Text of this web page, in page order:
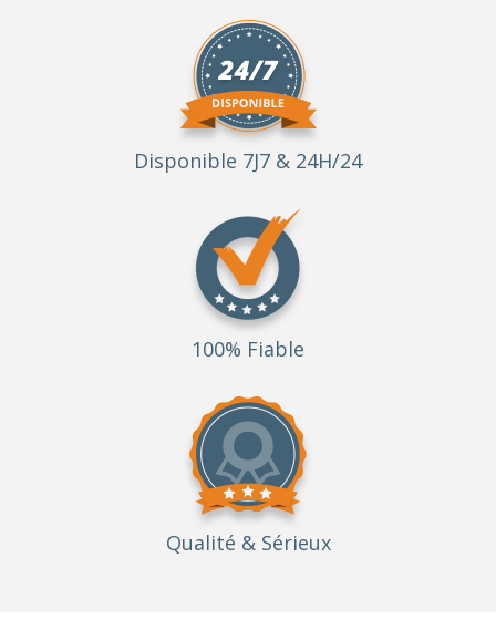
Disponible 7J7 & 24H/24
100% Fiable
Qualité & Sérieux